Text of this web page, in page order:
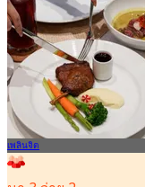
โนโวเทล กรุงเทพ
สุขุมวิท 4
4.8
2.7K การจอง
จาก
฿ 349.5
เพลินจิต